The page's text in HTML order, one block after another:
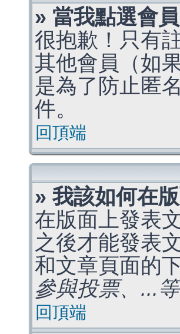
» 當我點選會
很抱歉！只有
其他會員（如
是為了防止匿
件。
回頂端
» 我該如何在
在版面上發表
之後才能發表
和文章頁面的
參與投票、...等
回頂端